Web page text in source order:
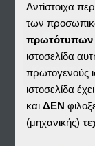
Home /
Κατηχητικό
Αντίστοιχα
των
πρωτότυπων
ιστοσελίδα
πρωτογενούς
ιστοσελίδα
καιΔΕΝ
(μηχανικής)